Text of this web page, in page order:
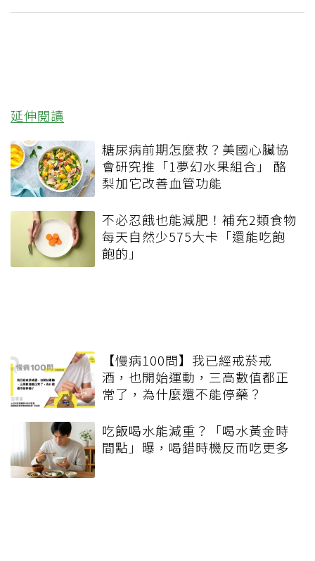
延伸閱讀
糖尿病前期怎麼救？美國心臟協
會研究推「1夢幻水果組合」 酪
梨加它改善血管功能
不必忍餓也能減肥！補充2類食物
每天自然少575大卡「還能吃飽
飽的」
【慢病100問】我已經戒菸戒
酒，也開始運動，三高數值都正
常了，為什麼還不能停藥？
吃飯喝水能減重？「喝水黃金時
間點」曝，喝錯時機反而吃更多